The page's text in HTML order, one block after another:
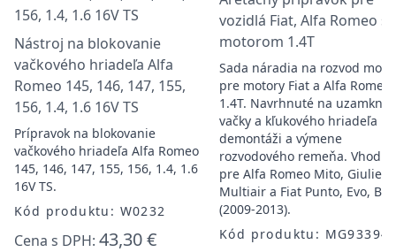
Nástroj na blokovanie
vačkového hriadeľa Alfa
Romeo 145, 146, 147, 155,
156, 1.4, 1.6 16V TS
Prípravok na blokovanie
vačkového hriadeľa Alfa Romeo
145, 146, 147, 155, 156, 1.4, 1.6
16V TS.
Kód produktu: W0232
Cena s DPH: 43,30 €
vozidlá Fiat, Alfa Romeo s
motorom 1.4T
Sada náradia na rozvod
pre motory Fiat a Alfa Romeo
1.4T. Navrhnuté na
vačky a kľukového hriadeľa
demontáži a výmene
rozvodového remeňa. Vhodné
pre Alfa Romeo Mito,
Multiair a Fiat Punto, Evo,
(2009-2013).
Kód produktu: